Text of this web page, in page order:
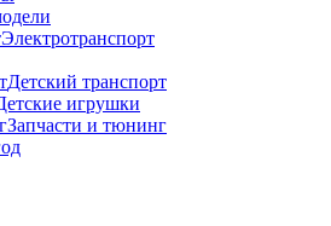
Электротранспорт
Детский транспорт
игрушки
Запчасти и тюнинг